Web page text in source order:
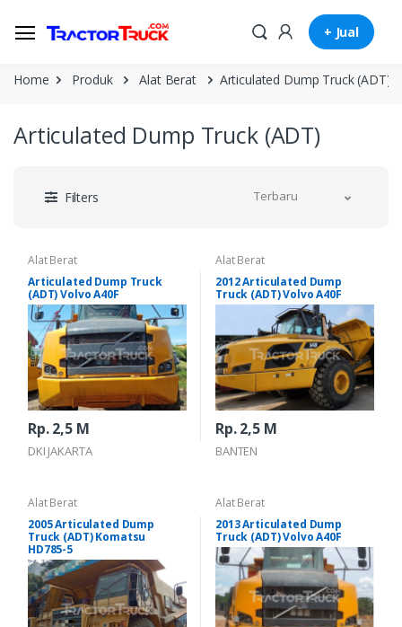
+ Jual
Home Produk Alat Berat Articulated Dump Truck (ADT)
Articulated Dump Truck (ADT)
Filters Terbaru
Alat Berat
Articulated Dump Truck
(ADT) Volvo A40F
Rp. 2,5 M
DKI JAKARTA
Alat Berat
2012 Articulated Dump
Truck (ADT) Volvo A40F
Rp. 2,5 M
BANTEN
Alat Berat
2005 Articulated Dump
Truck (ADT) Komatsu
HD785-5
Alat Berat
2013 Articulated Dump
Truck (ADT) Volvo A40F